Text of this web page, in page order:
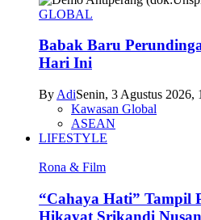
GLOBAL
Babak Baru
Hari Ini
By AdiSenin, 3 Agustus 2026,
Kawasan Global
ASEAN
LIFESTYLE
Rona & Film
“Cahaya Hati” Tampil
Hikayat Srikandi